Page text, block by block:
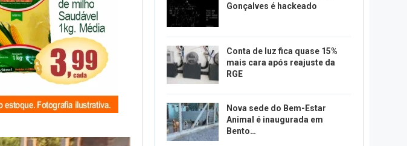
Gonçalves é hackeado
Conta de luz fica quase 15%
mais cara após reajuste da
RGE
Nova sede do Bem-Estar
Animal é inaugurada em
Bento…